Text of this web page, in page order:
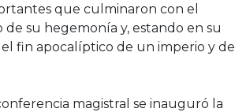
que culminaron con el
su hegemonía y, estando en su
fin apocalíptico de un imperio y de
magistral se inauguró la